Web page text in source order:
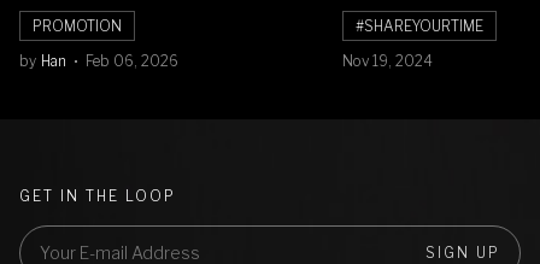
Banyak Diskon Jam Tangan,
Cuma Sampai 8 Februari!
PROMOTION
by Han Feb 06, 2026
#SHAREYOURTIME
Nov 19, 2024
GET IN THE LOOP
SIGN UP